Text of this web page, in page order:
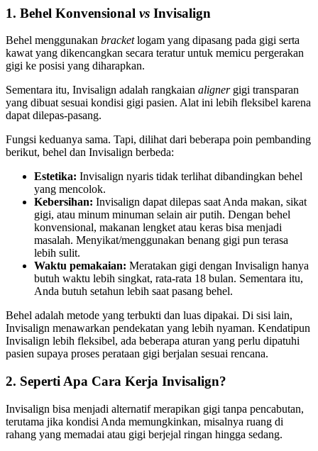
1. Behel Konvensional vs Invisalign
Behel menggunakan bracketlogam yang dipasang pada gigi serta
kawat yang dikencangkan secara teratur untuk memicu pergerakan
gigi ke posisi yang diharapkan.
Sementara itu, Invisalign adalah rangkaian alignergigi transparan
yang dibuat sesuai kondisi gigi pasien. Alat ini lebih fleksibel karena
dapat dilepas-pasang.
Fungsi keduanya sama. Tapi, dilihat dari beberapa poin pembanding
berikut, behel dan Invisalign berbeda:
Estetika: Invisalign nyaris tidak terlihat dibandingkan behel
yang mencolok.
Kebersihan: Invisalign dapat dilepas saat Anda makan, sikat
gigi, atau minum minuman selain air putih. Dengan behel
konvensional, makanan lengket atau keras bisa menjadi
masalah. Menyikat/menggunakan benang gigi pun terasa
lebih sulit.
Waktu pemakaian: Meratakan gigi dengan Invisalign hanya
butuh waktu lebih singkat, rata-rata 18 bulan. Sementara itu,
Anda butuh setahun lebih saat pasang behel.
Behel adalah metode yang terbukti dan luas dipakai. Di sisi lain,
Invisalign menawarkan pendekatan yang lebih nyaman. Kendatipun
Invisalign lebih fleksibel, ada beberapa aturan yang perlu dipatuhi
pasien supaya proses perataan gigi berjalan sesuai rencana.
2. Seperti Apa Cara Kerja Invisalign?
Invisalign bisa menjadi alternatif merapikan gigi tanpa pencabutan,
terutama jika kondisi Anda memungkinkan, misalnya ruang di
rahang yang memadai atau gigi berjejal ringan hingga sedang.